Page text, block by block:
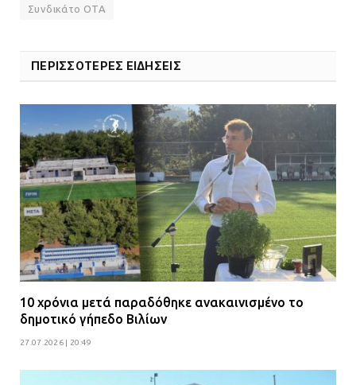
Συνδικάτο ΟΤΑ
ΠΕΡΙΣΣΟΤΕΡΕΣ ΕΙΔΗΣΕΙΣ
10 χρόνια μετά παραδόθηκε ανακαινισμένο το
δημοτικό γήπεδο Βιλίων
27.07.2026 | 20:49